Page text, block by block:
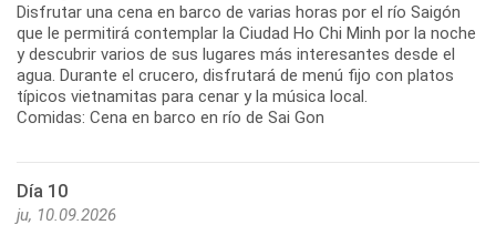
Disfrutar una cena en barco de varias horas por el río Saigón
que le permitirá contemplar la Ciudad Ho Chi Minh por la noche
y descubrir varios de sus lugares más interesantes desde el
agua. Durante el crucero, disfrutará de menú fijo con platos
típicos vietnamitas para cenar y la música local.
Comidas: Cena en barco en río de Sai Gon
Día 10
ju, 10.09.2026